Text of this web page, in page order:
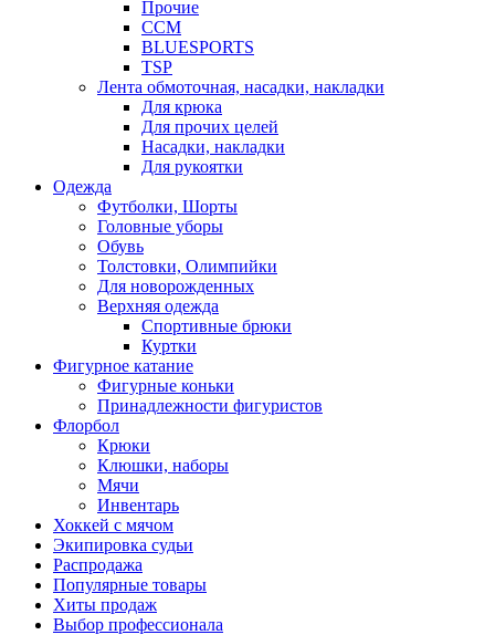
Прочие
CCM
BLUESPORTS
TSP
Лента обмоточная, насадки, накладки
Для крюка
Для прочих целей
Насадки, накладки
Для рукоятки
Одежда
Футболки, Шорты
Головные уборы
Обувь
Толстовки, Олимпийки
Для новорожденных
Верхняя одежда
Спортивные брюки
Куртки
Фигурное катание
Фигурные коньки
Принадлежности фигуристов
Флорбол
Крюки
Клюшки, наборы
Мячи
Инвентарь
Хоккей с мячом
Экипировка судьи
Распродажа
Популярные товары
Хиты продаж
Выбор профессионала